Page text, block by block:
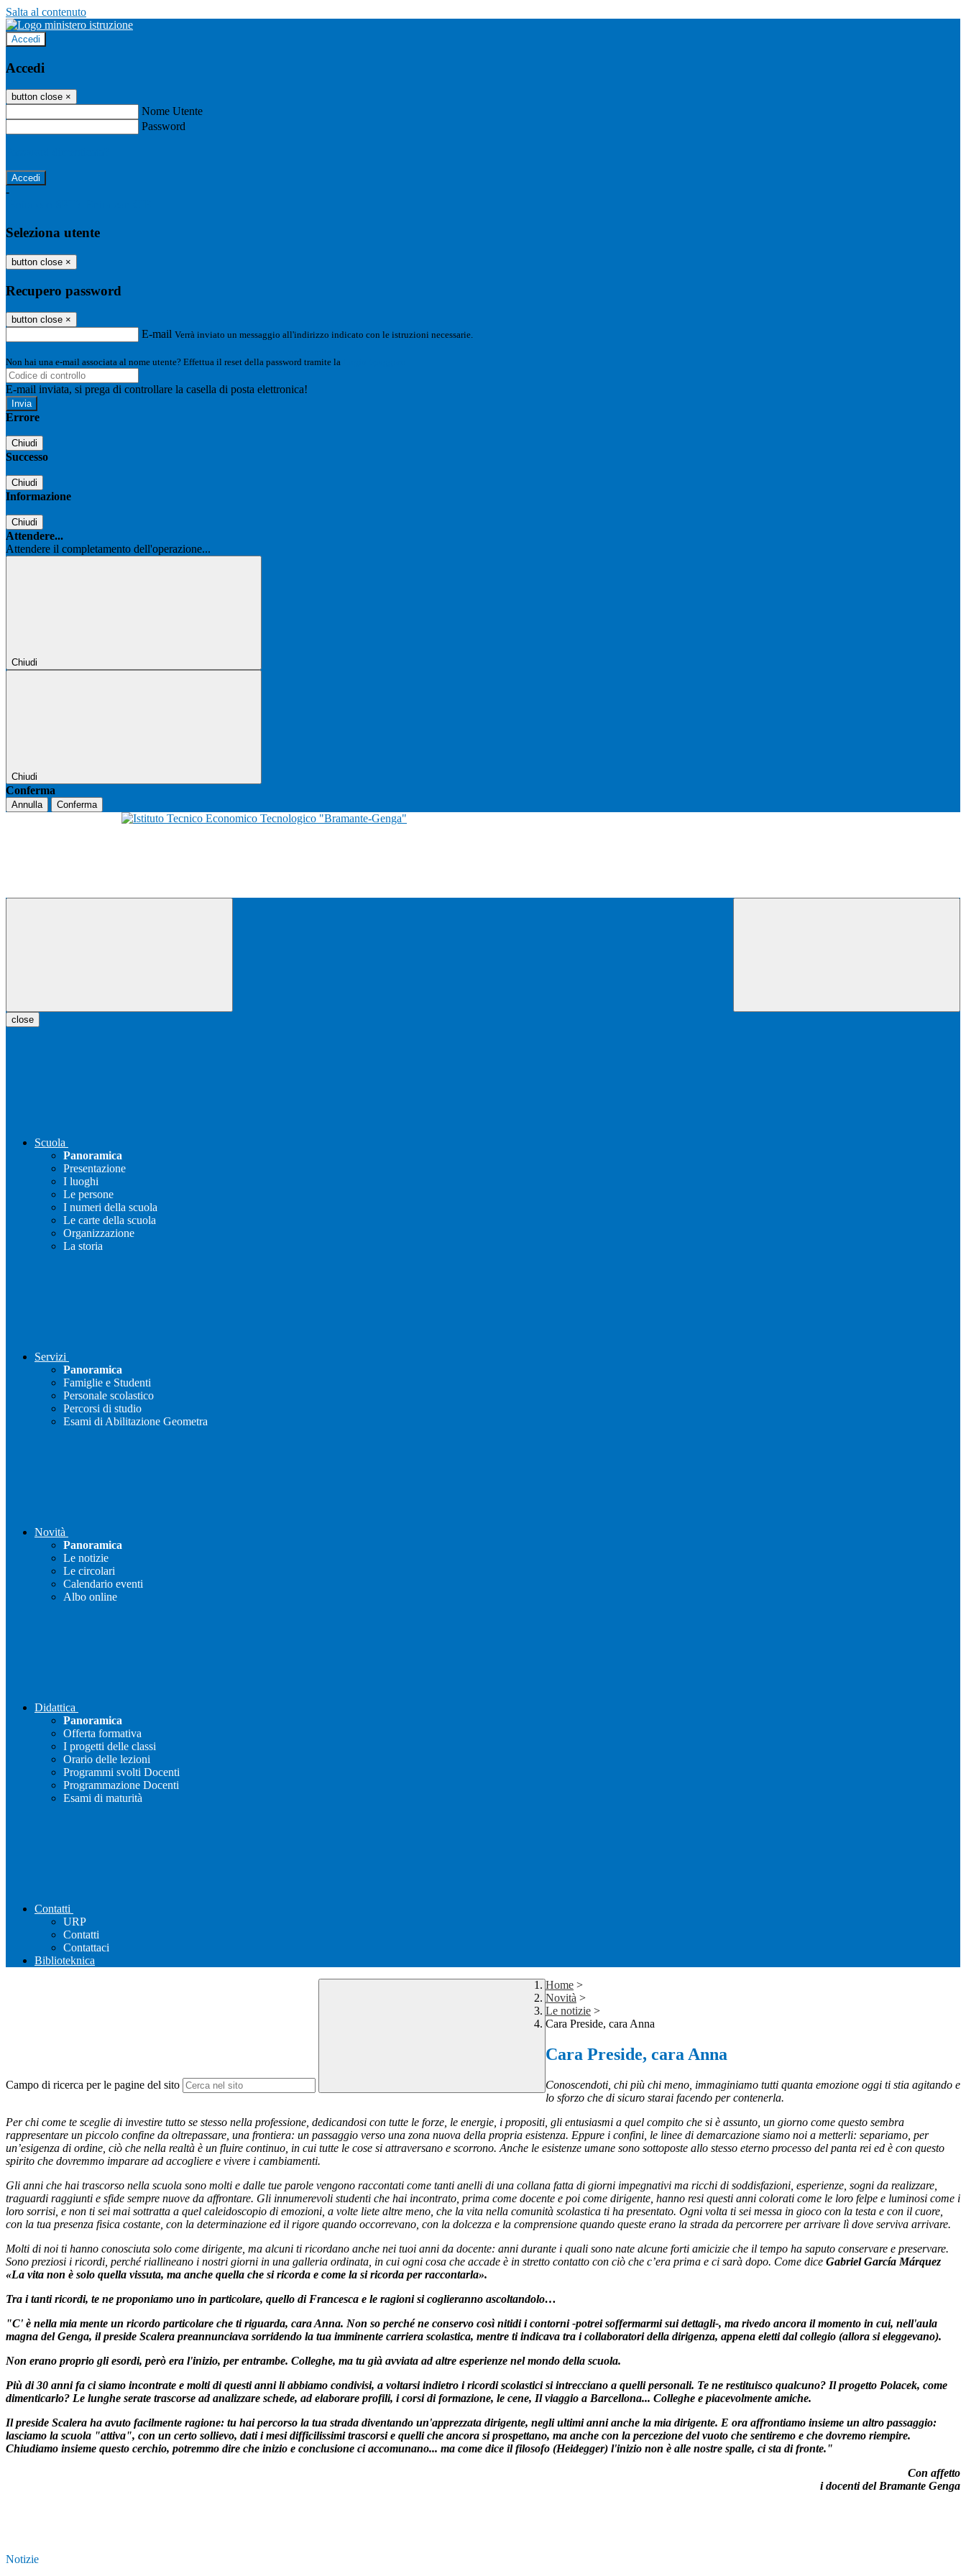
Salta al contenuto
Accedi
Accedi
button close ×
Nome Utente
Password
-
Seleziona utente
button close ×
Recupero password
button close ×
E-mail Verrà inviato un messaggio all'indirizzo indicato con le istruzioni necessarie.
Non hai una e-mail associata al nome utente? Effettua il reset della password tramite la
E-mail inviata, si prega di controllare la casella di posta elettronica!
Errore
Chiudi
Successo
Chiudi
Informazione
Chiudi
Attendere...
Attendere il completamento dell'operazione...
Chiudi
Chiudi
Conferma
Annulla Conferma
close
Scuola
Panoramica
Presentazione
I luoghi
Le persone
I numeri della scuola
Le carte della scuola
Organizzazione
La storia
Servizi
Panoramica
Famiglie e Studenti
Personale scolastico
Percorsi di studio
Esami di Abilitazione Geometra
Novità
Panoramica
Le notizie
Le circolari
Calendario eventi
Albo online
Didattica
Panoramica
Offerta formativa
I progetti delle classi
Orario delle lezioni
Programmi svolti Docenti
Programmazione Docenti
Esami di maturità
Contatti
URP
Contatti
Contattaci
Biblioteknica
Campo di ricerca per le pagine del sito
Home >
Novità >
Le notizie >
Cara Preside, cara Anna
Cara Preside, cara Anna
Conoscendoti, chi più chi meno, immaginiamo tutti quanta emozione oggi ti stia agitando e
lo sforzo che di sicuro starai facendo per contenerla.
Per chi come te sceglie di investire tutto se stesso nella professione, dedicandosi con tutte le forze, le energie, i propositi, gli entusiasmi a quel compito che si è assunto, un giorno come questo sembra
rappresentare un piccolo confine da oltrepassare, una frontiera: un passaggio verso una zona nuova della propria esistenza. Eppure i confini, le linee di demarcazione siamo noi a metterli: separiamo, per
un’esigenza di ordine, ciò che nella realtà è un fluire continuo, in cui tutte le cose si attraversano e scorrono. Anche le esistenze umane sono sottoposte allo stesso eterno processo del panta rei ed è con questo
spirito che dovremmo imparare ad accogliere e vivere i cambiamenti.
Gli anni che hai trascorso nella scuola sono molti e dalle tue parole vengono raccontati come tanti anelli di una collana fatta di giorni impegnativi ma ricchi di soddisfazioni, esperienze, sogni da realizzare,
traguardi raggiunti e sfide sempre nuove da affrontare. Gli innumerevoli studenti che hai incontrato, prima come docente e poi come dirigente, hanno resi questi anni colorati come le loro felpe e luminosi come i
loro sorrisi, e non ti sei mai sottratta a quel caleidoscopio di emozioni, a volte liete altre meno, che la vita nella comunità scolastica ti ha presentato. Ogni volta ti sei messa in gioco con la testa e con il cuore,
con la tua presenza fisica costante, con la determinazione ed il rigore quando occorrevano, con la dolcezza e la comprensione quando queste erano la strada da percorrere per arrivare lì dove serviva arrivare.
Molti di noi ti hanno conosciuta solo come dirigente, ma alcuni ti ricordano anche nei tuoi anni da docente: anni durante i quali sono nate alcune forti amicizie che il tempo ha saputo conservare e preservare.
Sono preziosi i ricordi, perché riallineano i nostri giorni in una galleria ordinata, in cui ogni cosa che accade è in stretto contatto con ciò che c’era prima e ci sarà dopo. Come dice Gabriel García Márquez
«La vita non è solo quella vissuta, ma anche quella che si ricorda e come la si ricorda per raccontarla».
Tra i tanti ricordi, te ne proponiamo uno in particolare, quello di Francesca e le ragioni si coglieranno ascoltandolo…
"C' è nella mia mente un ricordo particolare che ti riguarda, cara Anna. Non so perché ne conservo così nitidi i contorni -potrei soffermarmi sui dettagli-, ma rivedo ancora il momento in cui, nell'aula
magna del Genga, il preside Scalera preannunciava sorridendo la tua imminente carriera scolastica, mentre ti indicava tra i collaboratori della dirigenza, appena eletti dal collegio (allora si eleggevano).
Non erano proprio gli esordi, però era l'inizio, per entrambe. Colleghe, ma tu già avviata ad altre esperienze nel mondo della scuola.
Più di 30 anni fa ci siamo incontrate e molti di questi anni li abbiamo condivisi, a voltarsi indietro i ricordi scolastici si intrecciano a quelli personali. Te ne restituisco qualcuno? Il progetto Polacek, come
dimenticarlo? Le lunghe serate trascorse ad analizzare schede, ad elaborare profili, i corsi di formazione, le cene, Il viaggio a Barcellona... Colleghe e piacevolmente amiche.
Il preside Scalera ha avuto facilmente ragione: tu hai percorso la tua strada diventando un'apprezzata dirigente, negli ultimi anni anche la mia dirigente. E ora affrontiamo insieme un altro passaggio:
lasciamo la scuola "attiva", con un certo sollievo, dati i mesi difficilissimi trascorsi e quelli che ancora si prospettano, ma anche con la percezione del vuoto che sentiremo e che dovremo riempire.
Chiudiamo insieme questo cerchio, potremmo dire che inizio e conclusione ci accomunano... ma come dice il filosofo (Heidegger) l'inizio non è alle nostre spalle, ci sta di fronte."
Con affetto
i docenti del Bramante Genga
Notizie